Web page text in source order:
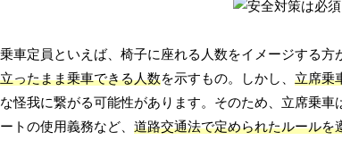
乗車定員といえば、椅子に座れる人数をイメージする
立ったまま乗車できる人数を示すもの。しかし、 立席乗
な怪我に繋がる可能性があります。そのため、立席乗車
ートの使用義務など、 道路交通法で定められたルールを